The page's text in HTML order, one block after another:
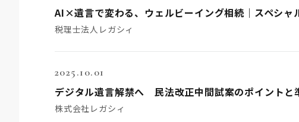
AI×遺言で変わる、ウェルビーイング相続｜スペシャ
税理士法人レガシィ
2025.10.01
デジタル遺言解禁へ 民法改正中間試案のポイントと
株式会社レガシィ